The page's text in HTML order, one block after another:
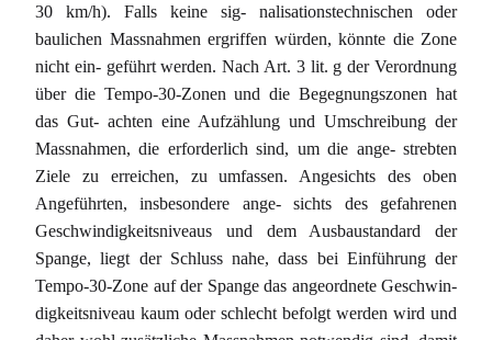
30 km/h). Falls keine sig- nalisationstechnischen oder
baulichen Massnahmen ergriffen würden, könnte die Zone
nicht ein- geführt werden. Nach Art. 3 lit. g der Verordnung
über die Tempo-30-Zonen und die Begegnungszonen hat
das Gut- achten eine Aufzählung und Umschreibung der
Massnahmen, die erforderlich sind, um die ange- strebten
Ziele zu erreichen, zu umfassen. Angesichts des oben
Angeführten, insbesondere ange- sichts des gefahrenen
Geschwindigkeitsniveaus und dem Ausbaustandard der
Spange, liegt der Schluss nahe, dass bei Einführung der
Tempo-30-Zone auf der Spange das angeordnete Geschwin-
digkeitsniveau kaum oder schlecht befolgt werden wird und